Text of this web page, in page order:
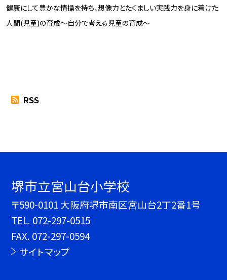
健康にして豊かな情操を持ち、想像力とたくましい実践力を身に着けた
人間(児童)の育成～自分で考える児童の育成～
RSS
堺市立宮山台小学校
〒590-0101 大阪府堺市南区宮山台2丁2番1号
TEL. 072-297-0515
FAX. 072-297-0594
サイトマップ